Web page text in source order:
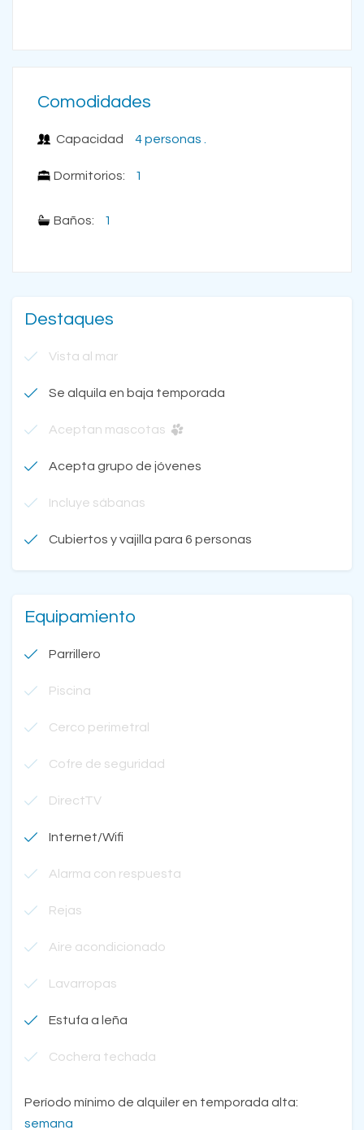
Comodidades
Capacidad
Dormitorios:
4 personas .
1
Baños: 1
Destaques
Vista al mar
Se alquila en baja temporada
Aceptan mascotas
Acepta grupo de jóvenes
Incluye sábanas
Cubiertos y vajilla para 6 personas
Equipamiento
Parrillero
Piscina
Cerco perimetral
Cofre de seguridad
DirectTV
Internet/Wifi
Alarma con respuesta
Rejas
Aire acondicionado
Lavarropas
Estufa a leña
Cochera techada
Período mínimo de alquiler en temporada alta:
semana